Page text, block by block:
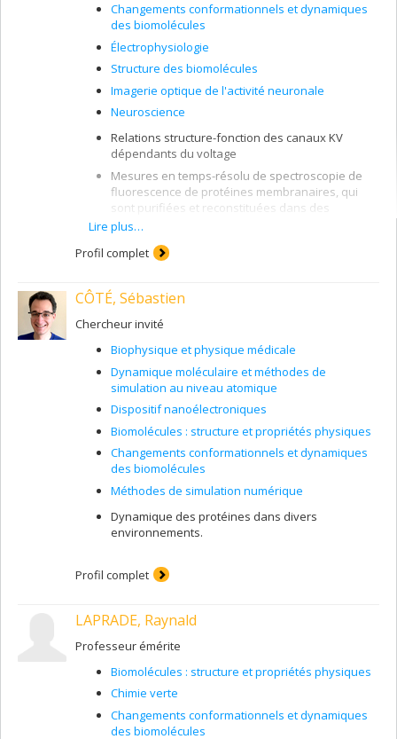
Changements conformationnels et dynamiques
des biomolécules
Électrophysiologie
Structure des biomolécules
Imagerie optique de l'activité neuronale
Neuroscience
Relations structure-fonction des canaux KV
dépendants du voltage
Mesures en temps-résolu de spectroscopie de
fluorescence de protéines membranaires, qui
sont purifiées et reconstituées dans des
systèmes membranaires synthétiques
Étude des protéines membranaire par des
mesures de temps de vie de fluorescence
"formeuses de pores" par la spectroscopie de
Lire plus…
Profil complet
CÔTÉ, Sébastien
Chercheur invité
Biophysique et physique médicale
Dynamique moléculaire et méthodes de
simulation au niveau atomique
Dispositif nanoélectroniques
Biomolécules : structure et propriétés physiques
Changements conformationnels et dynamiques
des biomolécules
Méthodes de simulation numérique
Dynamique des protéines dans divers
environnements.
Profil complet
LAPRADE, Raynald
Professeur émérite
Biomolécules : structure et propriétés physiques
Chimie verte
Changements conformationnels et dynamiques
des biomolécules